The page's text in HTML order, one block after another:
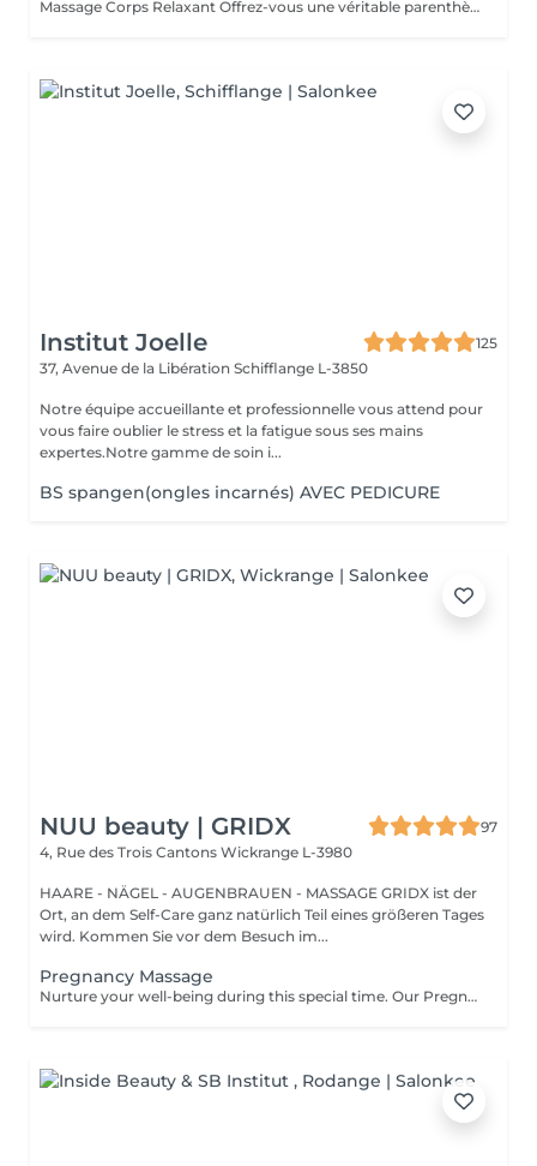
Massage Corps Relaxant Offrez-vous une véritable parenthèse de bien-être avec notre massage corps relaxant, conçu pour libérer les tensions, apaiser le mental et rééquilibrer l'énergie du corps. Grâce à des manuvres enveloppantes, lentes et profondes, ce soin procure une détente immédiate, améliore la circulation et favorise un lâcher-prise total. Un moment hors du temps pour vous reconnecter à vous-même et retrouver sérénité et légèreté. 45 min Relaxation express 1h Détente complète 1h30 Lâcher-prise total
Institut Joelle
125
37, Avenue de la Libération Schifflange L-3850
Notre équipe accueillante et professionnelle vous attend pour
vous faire oublier le stress et la fatigue sous ses mains
expertes.Notre gamme de soin i...
BS spangen(ongles incarnés) AVEC PEDICURE
NUU beauty | GRIDX
97
4, Rue des Trois Cantons Wickrange L-3980
HAARE - NÄGEL - AUGENBRAUEN - MASSAGE GRIDX ist der
Ort, an dem Self-Care ganz natürlich Teil eines größeren Tages
wird. Kommen Sie vor dem Besuch im...
Pregnancy Massage
Nurture your well-being during this special time. Our Pregnancy Massage is a gentle, relaxing treatment designed to reduce muscle tension, improve circulation, and ease discomfort commonly experienced during pregnancy. Soft, flowing techniques and comfortable side-lying positioning provide deep relaxation without placing pressure on the abdomen. Hypoallergenic, unscented oils are used to care for sensitive skin and maintain comfort throughout the session. This massage helps relieve tension in the lower back and shoulders, reduces swelling and heaviness in the legs, improves overall circulation, and promotes a sense of ease and balance in the body. This treatment is performed only with the approval of your doctor.